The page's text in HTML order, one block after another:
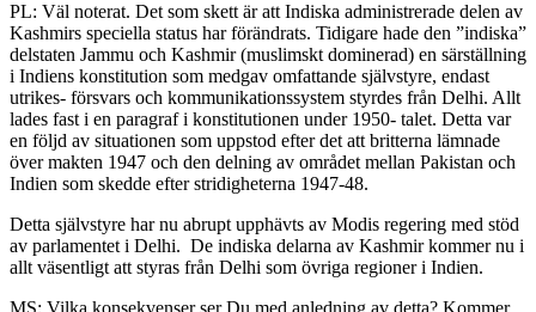
PL: Väl noterat. Det som skett är att Indiska administrerade delen av
Kashmirs speciella status har förändrats. Tidigare hade den ”indiska”
delstaten Jammu och Kashmir (muslimskt dominerad) en särställning
i Indiens konstitution som medgav omfattande självstyre, endast
utrikes- försvars och kommunikationssystem styrdes från Delhi. Allt
lades fast i en paragraf i konstitutionen under 1950- talet. Detta var
en följd av situationen som uppstod efter det att britterna lämnade
över makten 1947 och den delning av området mellan Pakistan och
Indien som skedde efter stridigheterna 1947-48.
Detta självstyre har nu abrupt upphävts av Modis regering med stöd
av parlamentet i Delhi. De indiska delarna av Kashmir kommer nu i
allt väsentligt att styras från Delhi som övriga regioner i Indien.